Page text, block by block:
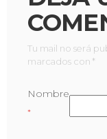
Tu mail no será
marcados con *
Nombre
*